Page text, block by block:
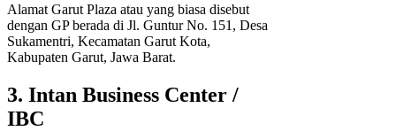
Alamat Garut Plaza atau yang biasa disebut
dengan GP berada di Jl. Guntur No. 151, Desa
Sukamentri, Kecamatan Garut Kota,
Kabupaten Garut, Jawa Barat.
3. Intan Business Center /
IBC